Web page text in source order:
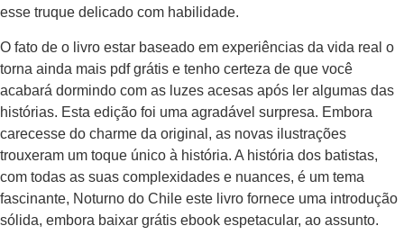
esse truque delicado com habilidade.
O fato de o livro estar baseado em experiências da vida real o
torna ainda mais pdf grátis e tenho certeza de que você
acabará dormindo com as luzes acesas após ler algumas das
histórias. Esta edição foi uma agradável surpresa. Embora
carecesse do charme da original, as novas ilustrações
trouxeram um toque único à história. A história dos batistas,
com todas as suas complexidades e nuances, é um tema
fascinante, Noturno do Chile este livro fornece uma introdução
sólida, embora baixar grátis ebook espetacular, ao assunto.